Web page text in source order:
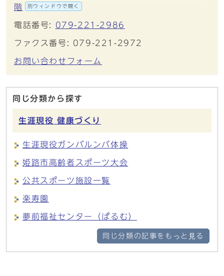
階
別ウィンドウで開く
電話番号: 079-221-2986
ファクス番号: 079-221-2972
お問い合わせフォーム
同じ分類から探す
生涯現役 健康づくり
生涯現役ガンバルンバ体操
姫路市高齢者スポーツ大会
公共スポーツ施設一覧
楽寿園
夢前福祉センター（ぱるむ）
同じ分類の記事をもっと見る